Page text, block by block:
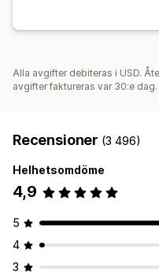
Alla avgifter debiteras i USD.
avgifter faktureras var 30:e dag.
Recensioner (3 496)
Helhetsomdöme
4,9
5
4
3